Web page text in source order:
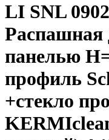
LI SNL
Распашная
панелью
профиль
+стекло